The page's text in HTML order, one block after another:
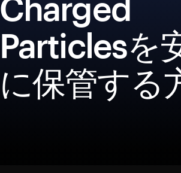
Particlesを
に保管する